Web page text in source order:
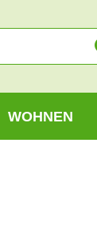
WOHNEN